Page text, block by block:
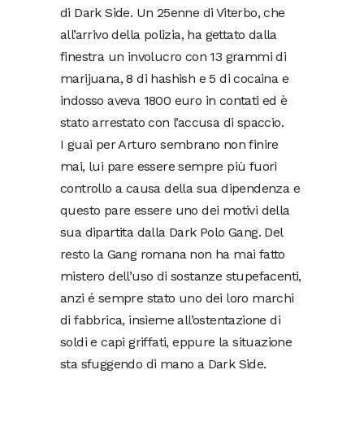
di Dark Side. Un 25enne di Viterbo, che
all’arrivo della polizia, ha gettato dalla
finestra un involucro con 13 grammi di
marijuana, 8 di hashish e 5 di cocaina e
indosso aveva 1800 euro in contati ed è
stato arrestato con l’accusa di spaccio.
I guai per Arturo sembrano non finire
mai, lui pare essere sempre più fuori
controllo a causa della sua dipendenza e
questo pare essere uno dei motivi della
sua dipartita dalla Dark Polo Gang. Del
resto la Gang romana non ha mai fatto
mistero dell’uso di sostanze stupefacenti,
anzi é sempre stato uno dei loro marchi
di fabbrica, insieme all’ostentazione di
soldi e capi griffati, eppure la situazione
sta sfuggendo di mano a Dark Side.